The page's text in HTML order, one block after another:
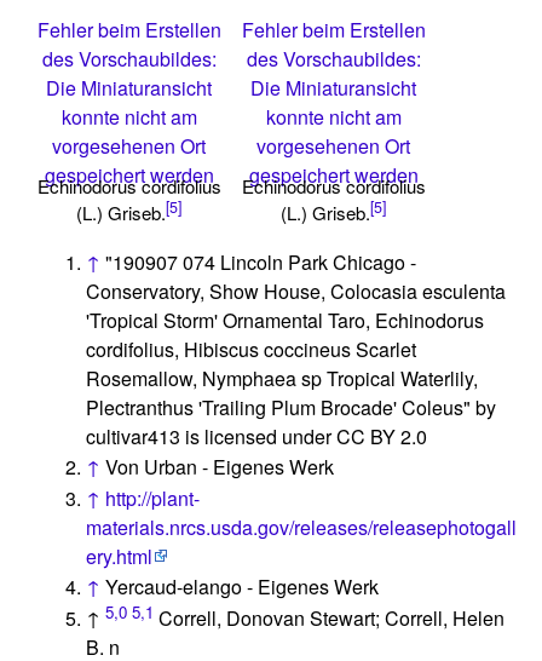
Fehler beim Erstellen
des Vorschaubildes:
Die Miniaturansicht
konnte nicht am
vorgesehenen Ort
gespeichert werden
Echinodorus cordifolius
(L.) Griseb.[5]
Fehler beim Erstellen
des Vorschaubildes:
Die Miniaturansicht
konnte nicht am
vorgesehenen Ort
gespeichert werden
Echinodorus cordifolius
(L.) Griseb.[5]
↑ "190907 074 Lincoln Park Chicago -
Conservatory, Show House, Colocasia esculenta
'Tropical Storm' Ornamental Taro, Echinodorus
cordifolius, Hibiscus coccineus Scarlet
Rosemallow, Nymphaea sp Tropical Waterlily,
Plectranthus 'Trailing Plum Brocade' Coleus" by
cultivar413 is licensed under CC BY 2.0
↑ Von Urban - Eigenes Werk
↑ http://plant-
materials.nrcs.usda.gov/releases/releasephotogall
ery.html
↑ Yercaud-elango - Eigenes Werk
↑5,0 5,1 Correll, Donovan Stewart; Correll, Helen
B. n